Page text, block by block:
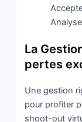
La
pertes
Une gestion
pour profiter
shoot-out